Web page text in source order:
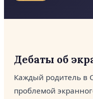
Дебаты об
Каждый родитель в
проблемой